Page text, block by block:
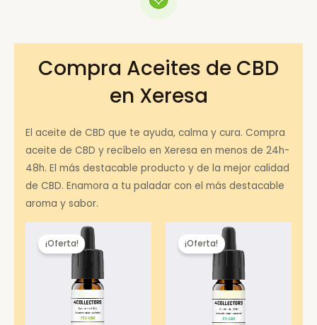
Compra Aceites de CBD
en Xeresa
El aceite de CBD que te ayuda, calma y cura. Compra
aceite de CBD y recíbelo en Xeresa en menos de 24h-
48h. El más destacable producto y de la mejor calidad
de CBD. Enamora a tu paladar con el más destacable
aroma y sabor.
¡Oferta! ¡Oferta!